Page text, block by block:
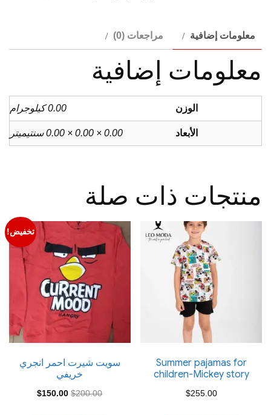
معلومات إضافية مراجعات (0)
معلومات إضافية
الوزن 0.00 كيلوجرام
الأبعاد 0.00 × 0.00 × 0.00 سنتيميتر
منتجات ذات صلة
Summer pajamas for
children-Mickey story
$255.00
تخفيض!
سويت شيرت احمر انجري
خريفي
$200.00
السعر
$150.00 السعر